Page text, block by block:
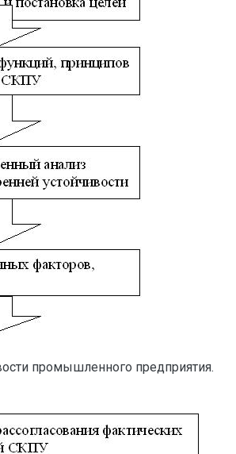
промышленного предприятия.